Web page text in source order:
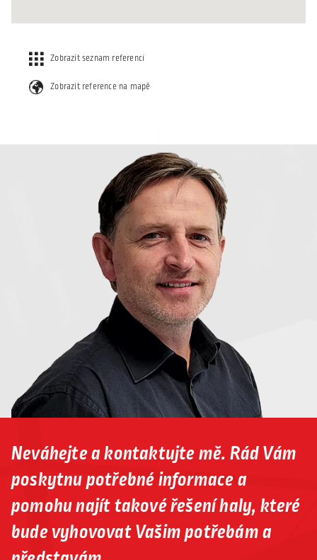
Zobrazit seznam referencí
Zobrazit reference na mapě
Neváhejte a kontaktujte mě. Rád Vám
poskytnu potřebné informace a
pomohu najít takové řešení haly, které
bude vyhovovat Vašim potřebám a